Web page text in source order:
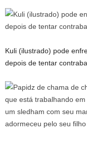
Kuli (ilustrado) pode
depois de tentar